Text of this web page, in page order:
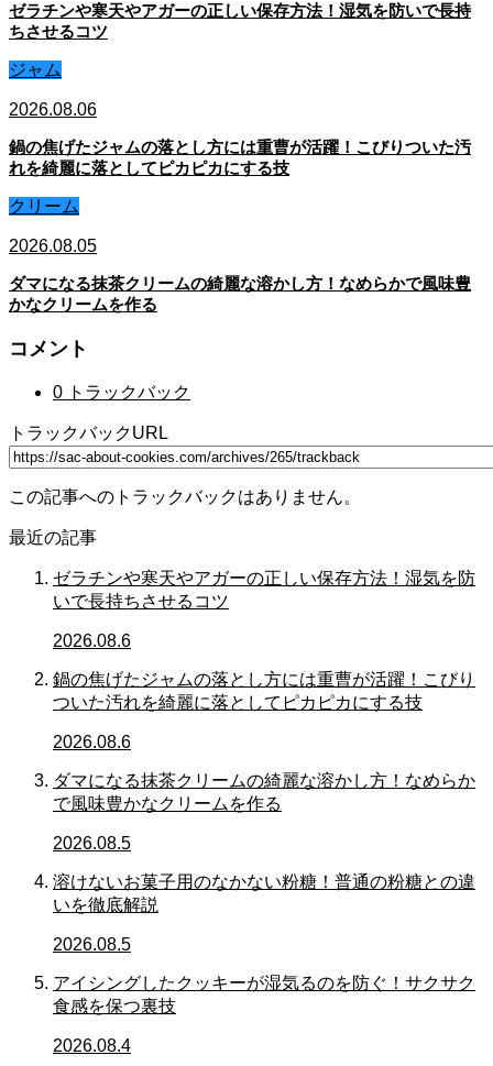
ゼラチンや寒天やアガーの正しい保存方法！湿気を防いで長持
ちさせるコツ
ジャム
2026.08.06
鍋の焦げたジャムの落とし方には重曹が活躍！こびりついた汚
れを綺麗に落としてピカピカにする技
クリーム
2026.08.05
ダマになる抹茶クリームの綺麗な溶かし方！なめらかで風味豊
かなクリームを作る
コメント
0 トラックバック
トラックバックURL
この記事へのトラックバックはありません。
最近の記事
ゼラチンや寒天やアガーの正しい保存方法！湿気を防
いで長持ちさせるコツ
2026.08.6
鍋の焦げたジャムの落とし方には重曹が活躍！こびり
ついた汚れを綺麗に落としてピカピカにする技
2026.08.6
ダマになる抹茶クリームの綺麗な溶かし方！なめらか
で風味豊かなクリームを作る
2026.08.5
溶けないお菓子用のなかない粉糖！普通の粉糖との違
いを徹底解説
2026.08.5
アイシングしたクッキーが湿気るのを防ぐ！サクサク
食感を保つ裏技
2026.08.4